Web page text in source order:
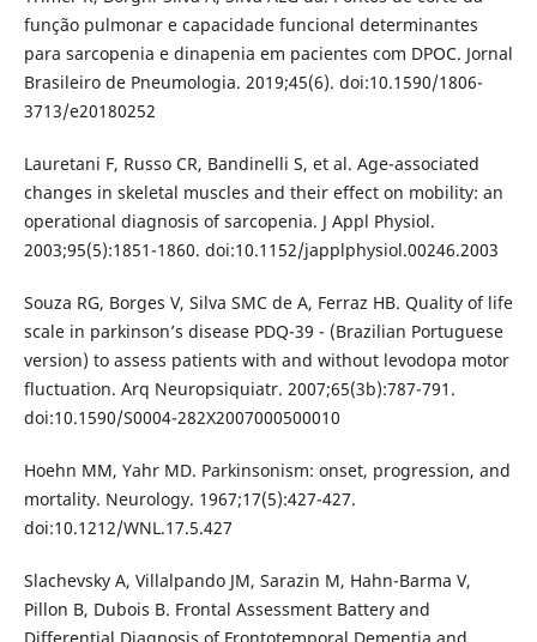
função pulmonar e capacidade funcional determinantes
para sarcopenia e dinapenia em pacientes com DPOC. Jornal
Brasileiro de Pneumologia. 2019;45(6). doi:10.1590/1806-
3713/e20180252
Lauretani F, Russo CR, Bandinelli S, et al. Age-associated
changes in skeletal muscles and their effect on mobility: an
operational diagnosis of sarcopenia. J Appl Physiol.
2003;95(5):1851-1860. doi:10.1152/japplphysiol.00246.2003
Souza RG, Borges V, Silva SMC de A, Ferraz HB. Quality of life
scale in parkinson’s disease PDQ-39 - (Brazilian Portuguese
version) to assess patients with and without levodopa motor
fluctuation. Arq Neuropsiquiatr. 2007;65(3b):787-791.
doi:10.1590/S0004-282X2007000500010
Hoehn MM, Yahr MD. Parkinsonism: onset, progression, and
mortality. Neurology. 1967;17(5):427-427.
doi:10.1212/WNL.17.5.427
Slachevsky A, Villalpando JM, Sarazin M, Hahn-Barma V,
Pillon B, Dubois B. Frontal Assessment Battery and
Differential Diagnosis of Frontotemporal Dementia and